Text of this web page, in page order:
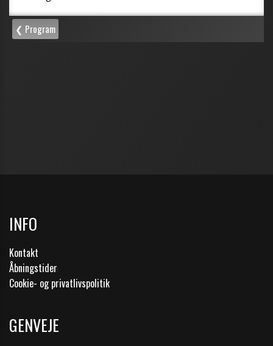
INFO
Kontakt
Åbningstider
Cookie- og privatlivspolitik
GENVEJE